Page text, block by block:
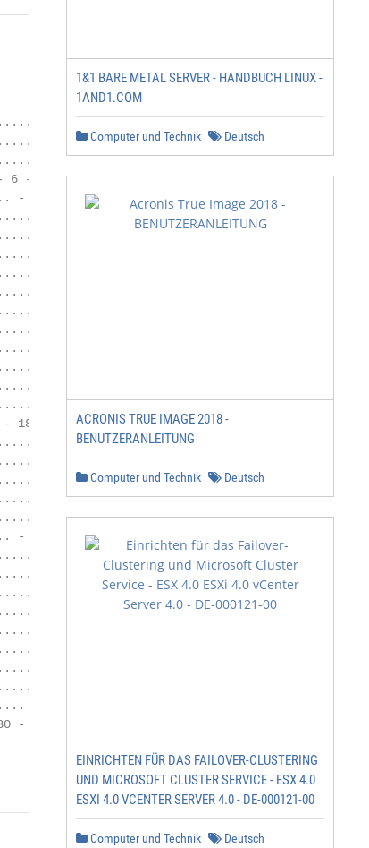
- 5 -
- 6 -
- 6 -
6 -
- 8 -
- 9 -
- 10 -
- 10 -
- 10 -
- 10 -
- 10 -
- 11 -
- 14 -
- 15 -
- 15 -
- 16 -
18 -
- 19 -
- 19 -
- 21 -
- 23 -
- 23 -
- 25 -
- 25 -
- 26 -
- 26 -
- 26 -
- 27 -
- 27 -
- 28 -
- 28 -
- 29 -
-
1&1 BARE METAL SERVER - HANDBUCH LINUX -
1AND1.COM
Computer und Technik Deutsch
ACRONIS TRUE IMAGE 2018 -
BENUTZERANLEITUNG
Computer und Technik Deutsch
EINRICHTEN FÜR DAS FAILOVER-CLUSTERING
UND MICROSOFT CLUSTER SERVICE - ESX 4.0
ESXI 4.0 VCENTER SERVER 4.0 - DE-000121-00
Computer und Technik Deutsch